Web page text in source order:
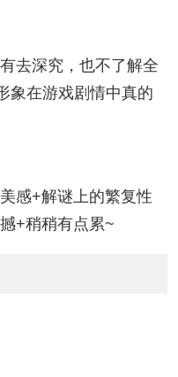
去深究，也不了解全
象在游戏剧情中真的
感+解谜上的繁复性
+稍稍有点累~